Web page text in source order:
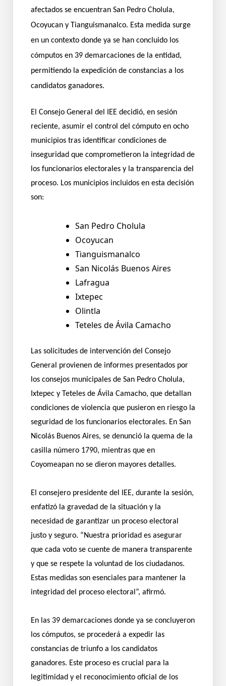
afectados se encuentran San Pedro Cholula,
Ocoyucan y Tianguismanalco. Esta medida surge
en un contexto donde ya se han concluido los
cómputos en 39 demarcaciones de la entidad,
permitiendo la expedición de constancias a los
candidatos ganadores.
El Consejo General del IEE decidió, en sesión
reciente, asumir el control del cómputo en ocho
municipios tras identificar condiciones de
inseguridad que comprometieron la integridad de
los funcionarios electorales y la transparencia del
proceso. Los municipios incluidos en esta decisión
son:
San Pedro Cholula
Ocoyucan
Tianguismanalco
San Nicolás Buenos Aires
Lafragua
Ixtepec
Olintla
Teteles de Ávila Camacho
Las solicitudes de intervención del Consejo
General provienen de informes presentados por
los consejos municipales de San Pedro Cholula,
Ixtepec y Teteles de Ávila Camacho, que detallan
condiciones de violencia que pusieron en riesgo la
seguridad de los funcionarios electorales. En San
Nicolás Buenos Aires, se denunció la quema de la
casilla número 1790, mientras que en
Coyomeapan no se dieron mayores detalles.
El consejero presidente del IEE, durante la sesión,
enfatizó la gravedad de la situación y la
necesidad de garantizar un proceso electoral
justo y seguro. “Nuestra prioridad es asegurar
que cada voto se cuente de manera transparente
y que se respete la voluntad de los ciudadanos.
Estas medidas son esenciales para mantener la
integridad del proceso electoral”, afirmó.
En las 39 demarcaciones donde ya se concluyeron
los cómputos, se procederá a expedir las
constancias de triunfo a los candidatos
ganadores. Este proceso es crucial para la
legitimidad y el reconocimiento oficial de los